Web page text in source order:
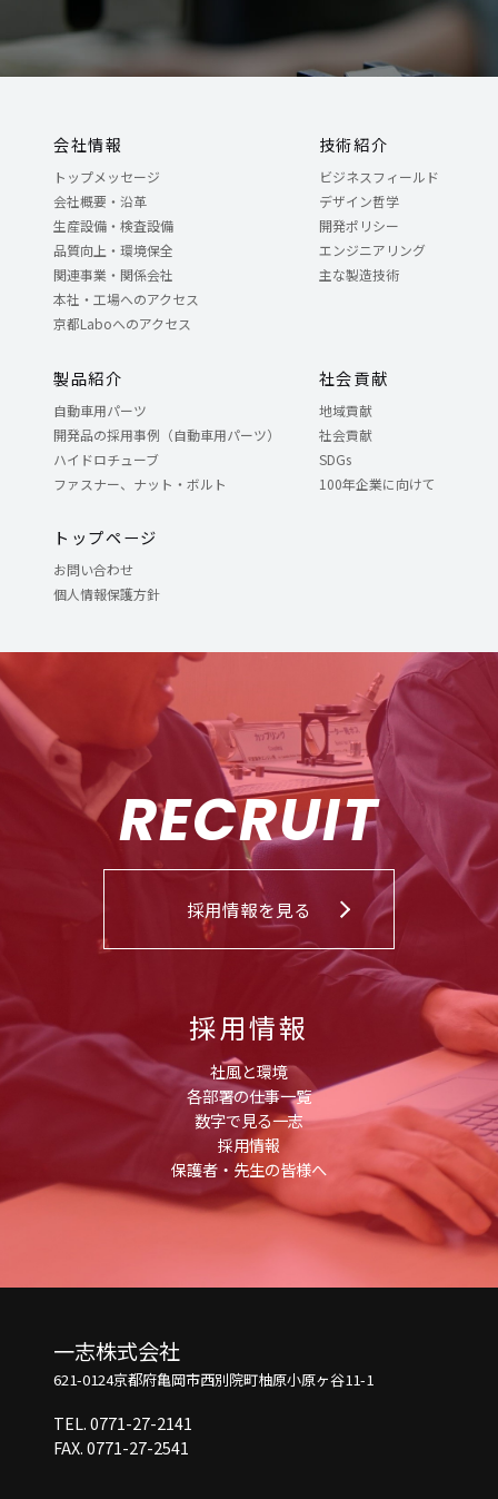
会社情報
トップメッセージ
会社概要・沿革
生産設備・検査設備
品質向上・環境保全
関連事業・関係会社
本社・工場へのアクセス
京都Laboへのアクセス
技術紹介
ビジネスフィールド
デザイン哲学
開発ポリシー
エンジニアリング
主な製造技術
製品紹介
自動車用パーツ
開発品の採用事例（自動車用パーツ）
ハイドロチューブ
ファスナー、ナット・ボルト
社会貢献
地域貢献
社会貢献
SDGs
100年企業に向けて
トップページ
お問い合わせ
個人情報保護方針
RECRUIT
採用情報を見る
採用情報
社風と環境
各部署の仕事一覧
数字で見る一志
採用情報
保護者・先生の皆様へ
一志株式会社
621-0124京都府亀岡市西別院町柚原小原ヶ谷11-1
TEL. 0771-27-2141
FAX. 0771-27-2541